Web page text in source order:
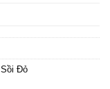
Sồi Đỏ